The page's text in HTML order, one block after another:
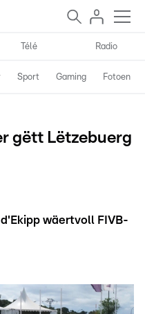
Télé Radio
Sport Gaming Fotoen
gëtt Lëtzebuerg
wäertvoll FIVB-